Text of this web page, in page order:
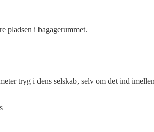
pladsen i bagagerummet.
tryg i dens selskab, selv om det ind